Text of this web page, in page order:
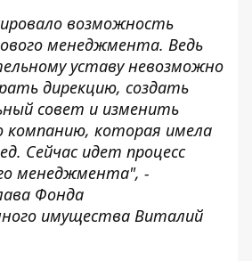
возможность
менеджмента. Ведь
уставу невозможно
дирекцию, создать
совет и изменить
компанию, которая имела
Сейчас идет процесс
менеджмента", -
Фонда
имущества Виталий